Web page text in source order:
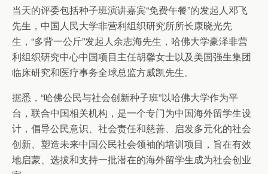
当天的评委包括种子班演讲嘉宾“免费午餐”的发起人邓飞
先生，中国人民大学非营利组织研究所所长康晓光先
生，“多背一公斤”发起人余志海先生，哈佛大学豪泽非营
利组织研究中心中国项目主任胡馨女士以及美国强生集团
临床研究和医疗事务全球总监方威凯先生。
据悉，“哈佛公民与社会创新种子班”以哈佛大学作为平
台，联合中国相关机构，是一个专门为中国海外留学生设
计，倡导公民意识、社会责任和慈善、启发多元化的社会
创新、塑造未来中国公民社会领袖的培训项目，旨在有效
地启蒙、选拔和支持一批潜在的海外留学生成为社会创业